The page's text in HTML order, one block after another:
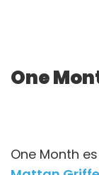
One
One Month